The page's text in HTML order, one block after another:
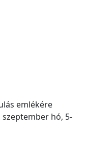
emlékére
hó, 5-